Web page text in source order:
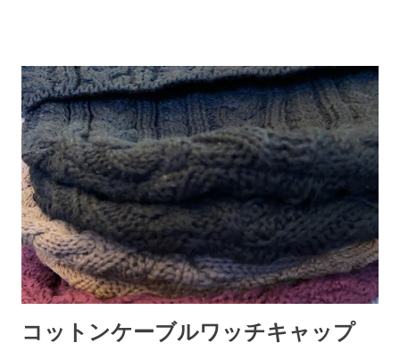
コットンケーブルワッチキャップ